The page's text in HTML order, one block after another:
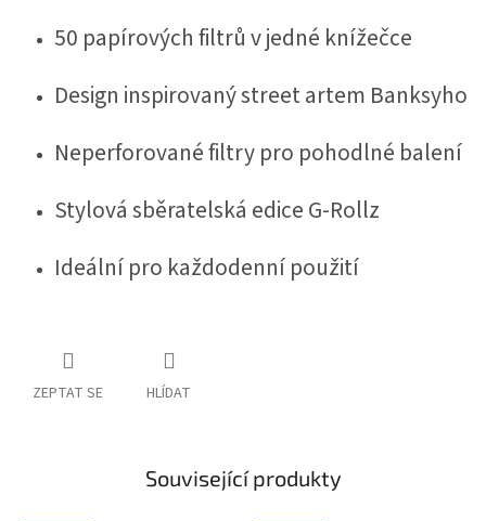
50 papírových filtrů v jedné knížečce
Design inspirovaný street artem Banksyho
Neperforované filtry pro pohodlné balení
Stylová sběratelská edice G-Rollz
Ideální pro každodenní použití
ZEPTAT SE HLÍDAT
Související produkty